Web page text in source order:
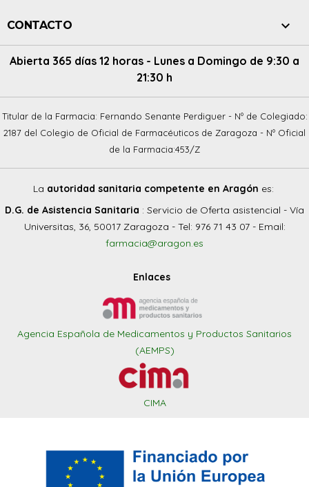
CONTACTO 
Abierta 365 días 12 horas - Lunes a Domingo de 9:30 a
21:30 h
Titular de la Farmacia: Fernando Senante Perdiguer - Nº de Colegiado:
2187 del Colegio de Oficial de Farmacéuticos de Zaragoza - Nº Oficial
de la Farmacia:453/Z
La autoridad sanitaria competente en Aragón es:
D.G. de Asistencia Sanitaria : Servicio de Oferta asistencial - Vía
Universitas, 36, 50017 Zaragoza - Tel: 976 71 43 07 - Email:
farmacia@aragon.es
Enlaces
Agencia Española de Medicamentos y Productos Sanitarios
(AEMPS)
CIMA